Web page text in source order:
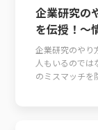
企業研究の
を伝授！～
企業研究のやり
人もいるのでは
のミスマッチを